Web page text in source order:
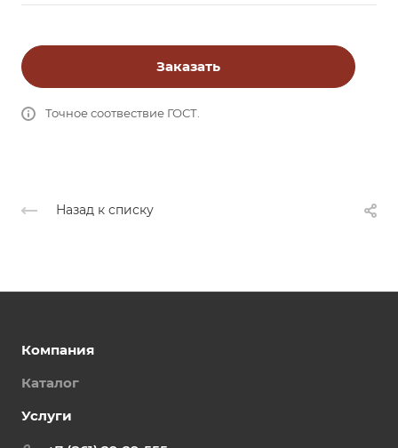
Заказать
Точное соотвествие ГОСТ.
Назад к списку
Компания
Каталог
Услуги